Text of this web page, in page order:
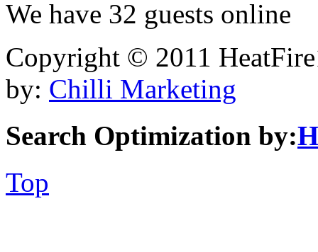
We have 32 guests online
Copyright © 2011
by: Chilli Marketing
Search Optimization by:
Top